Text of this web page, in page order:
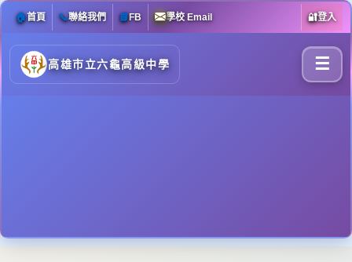
🏠首頁 📞聯絡我們 📘FB 學校 Email 🔐登入
高雄市立六龜高級中學 ☰